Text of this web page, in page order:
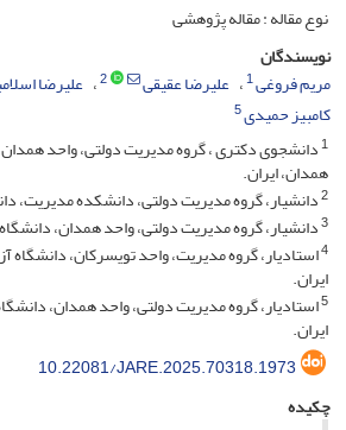
نوع مقاله : مقاله پژوهشی
نویسندگان
مریم فروغی1 علیرضا عقیقی 2 علیرضا
کامبیز حمیدی5
1دانشجوی دکتری ، گروه مدیریت دولتی، واحد
همدان، ایران.
2دانشیار، گروه مدیریت دولتی، دانشکده مدیریت،
3دانشیار، گروه مدیریت دولتی، واحد همدان،
4استادیار، گروه مدیریت، واحد تویسرکان، دانشگاه
ایران.
5استادیار، گروه مدیریت دولتی، واحد همدان،
ایران.
10.22081/JARE.2025.70318.1973
چکیده